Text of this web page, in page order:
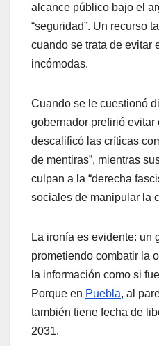
alcance público bajo el
“seguridad”. Un recurso
cuando se trata de evitar
incómodas.
Cuando se le cuestionó
gobernador prefirió evitar
descalificó las críticas
de mentiras”, mientras
culpan a la “derecha
sociales de manipular la
La ironía es evidente: un
prometiendo combatir la
la información como si
Porque en Puebla, al
también tiene fecha de
2031.